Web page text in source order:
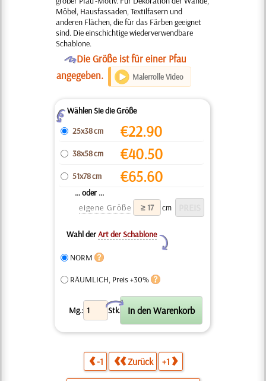
Möbel, Hausfassaden, Textilfasern und
anderen Flächen, die für das Färben geeignet
sind. Die einschichtige wiederverwendbare
Schablone.
ODie Größe ist für einer Pfau
angegeben.
Malerrolle Video
ZWählen Sie die Größe
25x38 cm
€22.90
38x58 cm €40.50
51x78 cm €65.60
... oder ...
eigene Größe
cm
Wahl derArt der Schablone
Y
NORM
RÄUMLICH, Preis +30%
Mg.: Stk.
X
-1 Zurück +1